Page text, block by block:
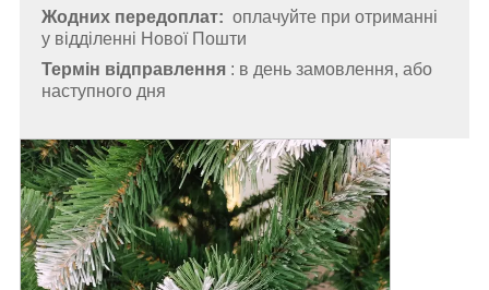
Жодних передоплат: оплачуйте при отриманні
у відділенні Нової Пошти
Термін відправлення : в день замовлення, або
наступного дня